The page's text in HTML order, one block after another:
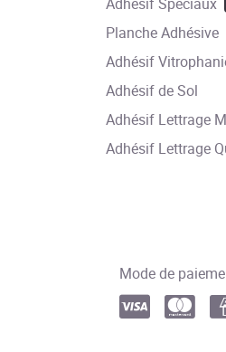
Planche Adhésive
Adhésif
Adhésif de Sol
Adhésif Lettrage
Adhésif Lettrage
Mode de